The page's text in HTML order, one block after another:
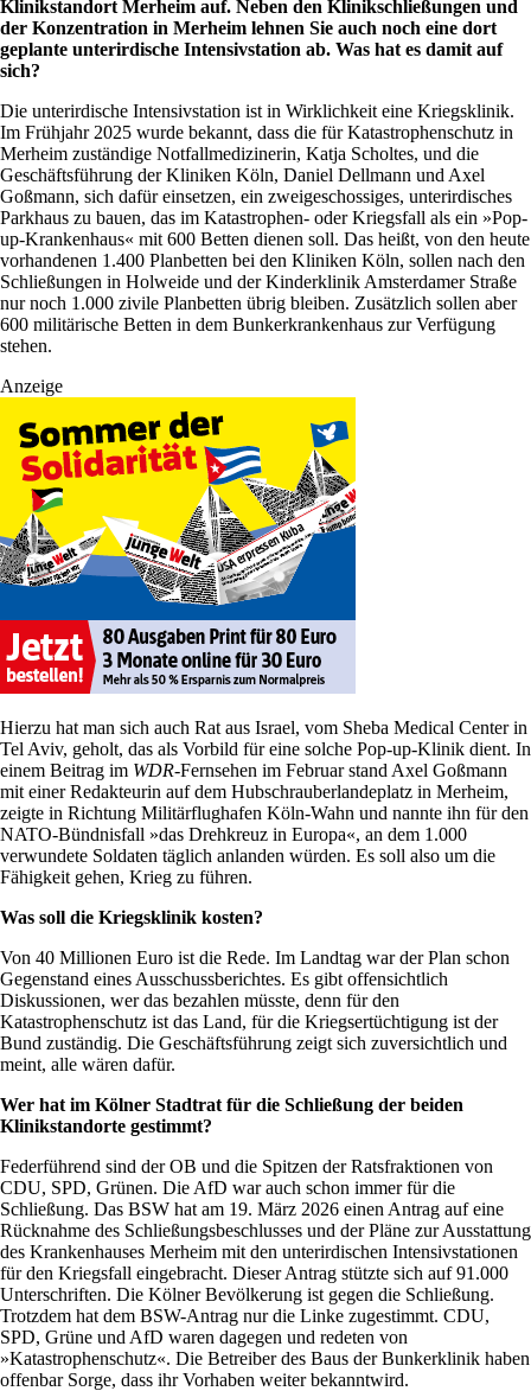
Klinikstandort Merheim auf. Neben den Klinikschließungen und
der Konzentration in Merheim lehnen Sie auch noch eine dort
geplante unterirdische Intensivstation ab. Was hat es damit auf
sich?
Die unterirdische Intensivstation ist in Wirklichkeit eine Kriegsklinik.
Im Frühjahr 2025 wurde bekannt, dass die für Katastrophenschutz in
Merheim zuständige Notfallmedizinerin, Katja Scholtes, und die
Geschäftsführung der Kliniken Köln, Daniel Dellmann und Axel
Goßmann, sich dafür einsetzen, ein zweigeschossiges, unterirdisches
Parkhaus zu bauen, das im Katastrophen- oder Kriegsfall als ein »Pop-
up-Krankenhaus« mit 600 Betten dienen soll. Das heißt, von den heute
vorhandenen 1.400 Planbetten bei den Kliniken Köln, sollen nach den
Schließungen in Holweide und der Kinderklinik Amsterdamer Straße
nur noch 1.000 zivile Planbetten übrig bleiben. Zusätzlich sollen aber
600 militärische Betten in dem Bunkerkrankenhaus zur Verfügung
stehen.
Anzeige
Hierzu hat man sich auch Rat aus Israel, vom Sheba Medical Center in
Tel Aviv, geholt, das als Vorbild für eine solche Pop-up-Klinik dient. In
einem Beitrag im WDR-Fernsehen im Februar stand Axel Goßmann
mit einer Redakteurin auf dem Hubschrauberlandeplatz in Merheim,
zeigte in Richtung Militärflughafen Köln-Wahn und nannte ihn für den
NATO-Bündnisfall »das Drehkreuz in Europa«, an dem 1.000
verwundete Soldaten täglich anlanden würden. Es soll also um die
Fähigkeit gehen, Krieg zu führen.
Was soll die Kriegsklinik kosten?
Von 40 Millionen Euro ist die Rede. Im Landtag war der Plan schon
Gegenstand eines Ausschussberichtes. Es gibt offensichtlich
Diskussionen, wer das bezahlen müsste, denn für den
Katastrophenschutz ist das Land, für die Kriegsertüchtigung ist der
Bund zuständig. Die Geschäftsführung zeigt sich zuversichtlich und
meint, alle wären dafür.
Wer hat im Kölner Stadtrat für die Schließung der beiden
Klinikstandorte gestimmt?
Federführend sind der OB und die Spitzen der Ratsfraktionen von
CDU, SPD, Grünen. Die AfD war auch schon immer für die
Schließung. Das BSW hat am 19. März 2026 einen Antrag auf eine
Rücknahme des Schließungsbeschlusses und der Pläne zur Ausstattung
des Krankenhauses Merheim mit den unterirdischen Intensivstationen
für den Kriegsfall eingebracht. Dieser Antrag stützte sich auf 91.000
Unterschriften. Die Kölner Bevölkerung ist gegen die Schließung.
Trotzdem hat dem BSW-Antrag nur die Linke zugestimmt. CDU,
SPD, Grüne und AfD waren dagegen und redeten von
»Katastrophenschutz«. Die Betreiber des Baus der Bunkerklinik haben
offenbar Sorge, dass ihr Vorhaben weiter bekanntwird.